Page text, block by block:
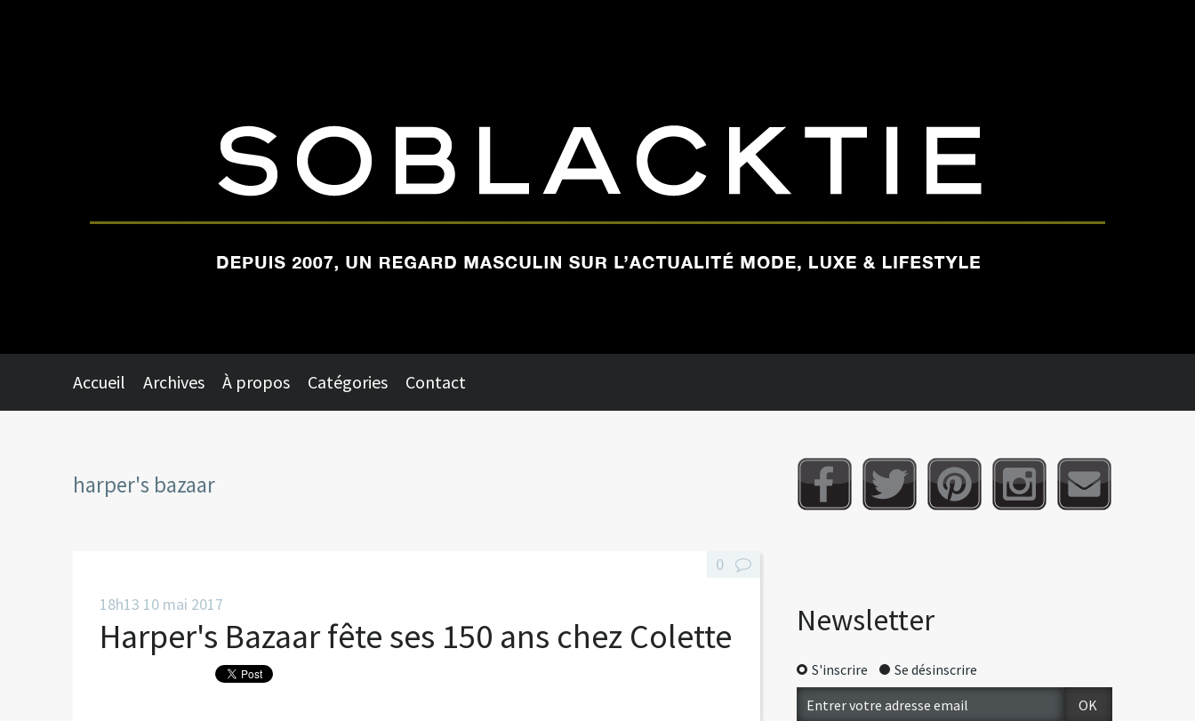
Accueil Archives À propos Catégories Contact
harper's bazaar
18h13 10 mai 2017
Harper's Bazaar fête ses 150 ans chez Colette
0
Newsletter
S'inscrire Se désinscrire